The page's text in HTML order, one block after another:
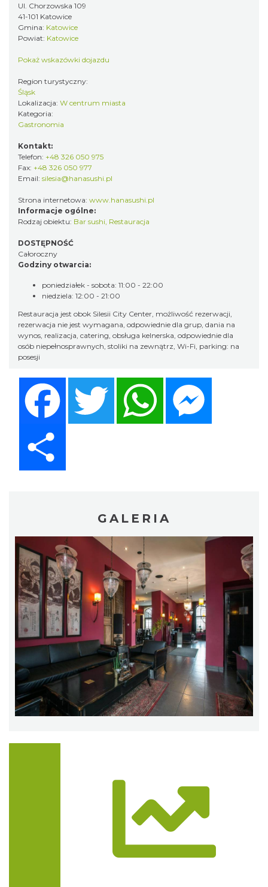
Ul. Chorzowska 109
41-101 Katowice
Gmina: Katowice
Powiat: Katowice
Pokaż wskazówki dojazdu
Region turystyczny:
Śląsk
Lokalizacja: W centrum miasta
Kategoria:
Gastronomia
Kontakt:
Telefon: +48 326 050 975
Fax: +48 326 050 977
Email: silesia@hanasushi.pl
Strona internetowa: www.hanasushi.pl
Informacje ogólne:
Rodzaj obiektu: Bar sushi Restauracja
DOSTĘPNOŚĆ
Całoroczny
Godziny otwarcia:
poniedziałek - sobota: 11:00 - 22:00
niedziela: 12:00 - 21:00
Restauracja jest obok Silesii City Center, możliwość rezerwacji,
rezerwacja nie jest wymagana, odpowiednie dla grup, dania na
wynos, realizacja, catering, obsługa kelnerska, odpowiednie dla
osób niepełnosprawnych, stoliki na zewnątrz, Wi-Fi, parking: na
posesji
Twitter
GALERIA
Trasa